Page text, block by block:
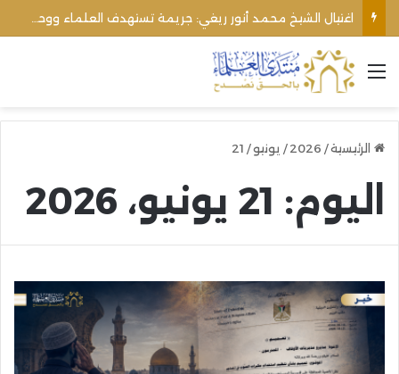
القائمة
الرئيسية/
2026
/ يونيو/
21
اليوم: 21 يونيو، 2026